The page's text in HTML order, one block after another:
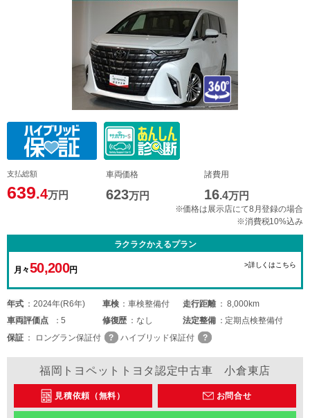
支払総額
639.4万円
車両価格
623万円
諸費用
16.4万円
※価格は展示店にて8月登録の場合
※消費税10%込み
ラクラクかえるプラン
月々50,200円
>詳しくはこちら
年式 2024年(R6年) 車検 車検整備付 走行距離
8,000km
車両評価点 5 修復歴 なし 法定整備
定期点検整備付
保証
ロングラン保証付 ハイブリッド保証付
福岡トヨペットトヨタ認定中古車 小倉東店
見積依頼（無料） お問合せ